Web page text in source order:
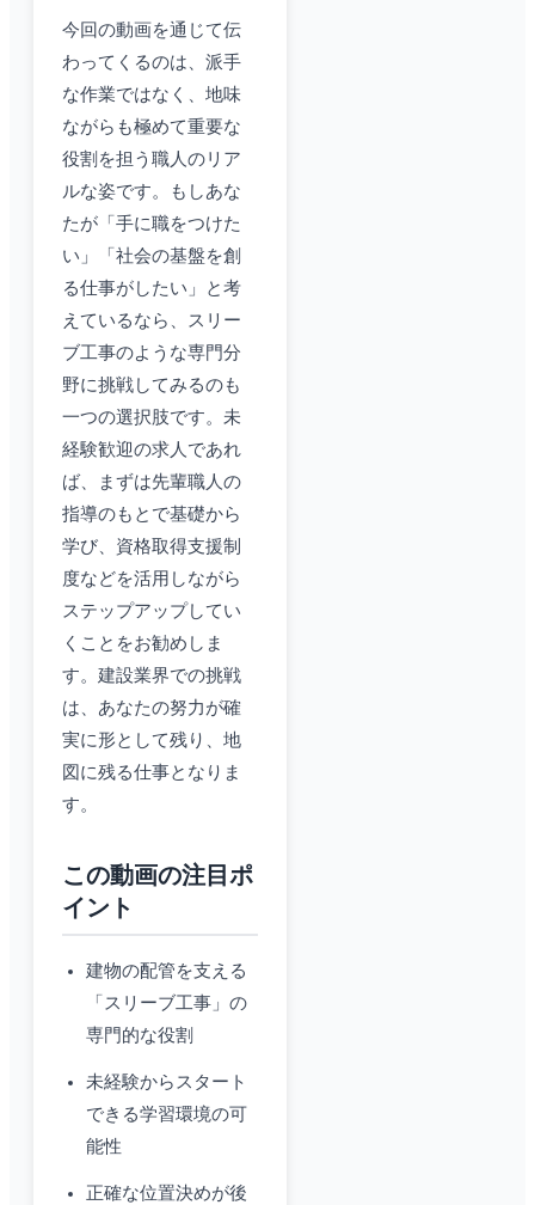
今回の動画を通じて伝
わってくるのは、派手
な作業ではなく、地味
ながらも極めて重要な
役割を担う職人のリア
ルな姿です。もしあな
たが「手に職をつけた
い」「社会の基盤を創
る仕事がしたい」と考
えているなら、スリー
ブ工事のような専門分
野に挑戦してみるのも
一つの選択肢です。未
経験歓迎の求人であれ
ば、まずは先輩職人の
指導のもとで基礎から
学び、資格取得支援制
度などを活用しながら
ステップアップしてい
くことをお勧めしま
す。建設業界での挑戦
は、あなたの努力が確
実に形として残り、地
図に残る仕事となりま
す。
この動画の注目ポ
イント
建物の配管を支える
「スリーブ工事」の
専門的な役割
未経験からスタート
できる学習環境の可
能性
正確な位置決めが後